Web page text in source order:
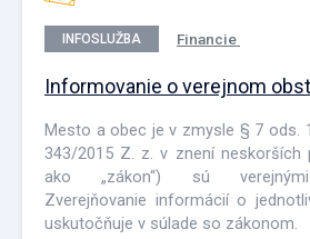
INFOSLUŽBA Financie
Informovanie o verejnom
Mesto a obec je v zmysle § 7 ods.
343/2015 Z. z. v znení neskorších
ako „zákon“) sú verejnými
Zverejňovanie informácií o
uskutočňuje v súlade so zákonom.